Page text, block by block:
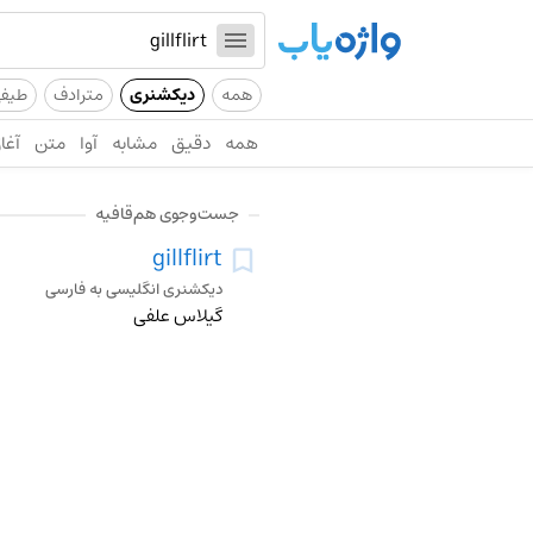
همه دیکشنری مترادف
همه دقیق مشابه آوا متن
جست‌وجوی هم‌قافیه
gillflirt
دیکشنری انگلیسی به فارسی
گیلاس علفی